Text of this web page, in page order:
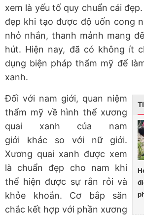
xem là yếu tố quy chuẩn cái
đẹp khi tạo được độ uốn cong
nhỏ nhắn, thanh mảnh mang
hút. Hiện nay, đã có không ít
dụng biện pháp thẩm mỹ để
xanh.
Đối với nam giới, quan niệm
thẩm mỹ về hình thể xương
quai xanh của nam
giới khác so với nữ giới.
Xương quai xanh được xem
là chuẩn đẹp cho nam khi
thể hiện được sự rắn rỏi và
khỏe khoắn. Cơ bắp săn
chắc kết hợp với phần xương